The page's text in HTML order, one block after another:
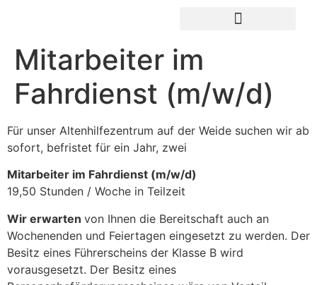
Mitarbeiter im
Fahrdienst (m/w/d)
Für unser Altenhilfezentrum auf der Weide suchen wir ab
sofort, befristet für ein Jahr, zwei
Mitarbeiter im Fahrdienst (m/w/d)
19,50 Stunden / Woche in Teilzeit
Wir erwarten von Ihnen die Bereitschaft auch an
Wochenenden und Feiertagen eingesetzt zu werden. Der
Besitz eines Führerscheins der Klasse B wird
vorausgesetzt. Der Besitz eines